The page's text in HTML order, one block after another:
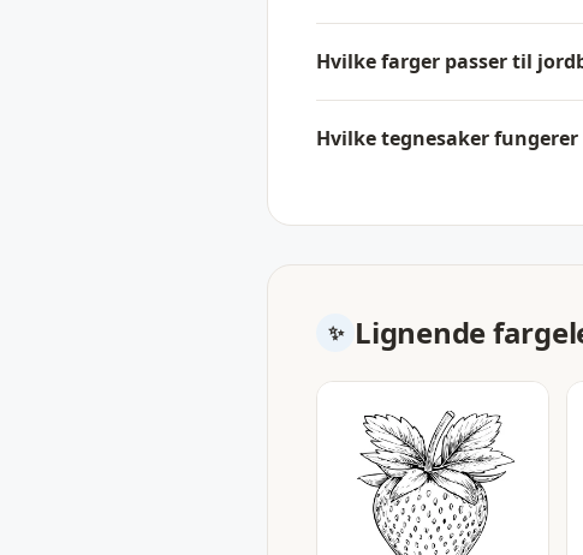
Hvilke farger passer til
Hvilke tegnesaker fungerer
Lignende